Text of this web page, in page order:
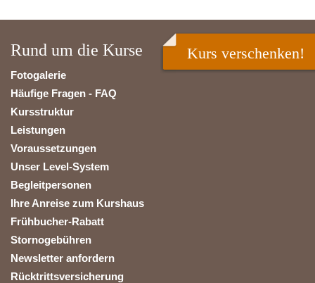
Rund um die Kurse
Fotogalerie
Häufige Fragen - FAQ
Kursstruktur
Leistungen
Voraussetzungen
Unser Level-System
Begleitpersonen
Ihre Anreise zum Kurshaus
Frühbucher-Rabatt
Stornogebühren
Newsletter anfordern
Rücktrittsversicherung
Kurs verschenken!